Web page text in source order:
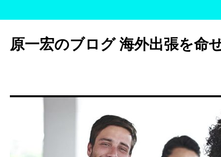
テ
ン
ッ
原一宏のブログ 海外出張を命